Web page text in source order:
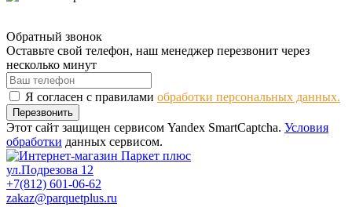
Обратный звонок
Оставьте свой телефон, наш менеджер перезвонит через
несколько минут
Я согласен с правилами обработки персональных данных.
Перезвонить
Этот сайт защищен сервисом Yandex SmartCaptcha. Условия
обработки данных сервисом.
ул.Подрезова 12
+7(812) 601-06-62
zakaz@parquetplus.ru